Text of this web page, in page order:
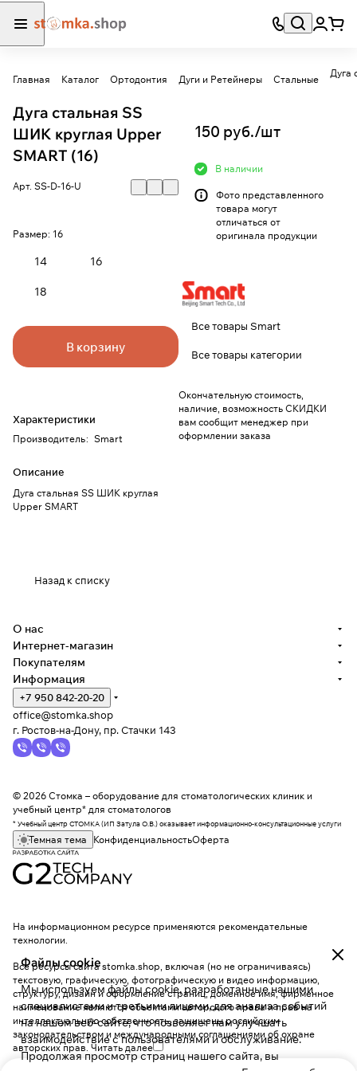
Главная Каталог Ортодонтия Дуги и Ретейнеры Стальные
Дуга
Дуга стальная SS
ШИК круглая Upper
SMART (16)
Арт. SS-D-16-U
Размер: 16
14 16
18
В корзину
Характеристики
Производитель: Smart
Описание
Дуга стальная SS ШИК круглая
Upper SMART
150 руб./шт
В наличии
Фото представленного
товара могут
отличаться от
оригинала продукции
Все товары Smart
Все товары категории
Окончательную стоимость,
наличие, возможность СКИДКИ
вам сообщит менеджер при
оформлении заказа
Назад к списку
Файлы cookie
Мы используем файлы cookie, разработанные нашими
специалистами и третьими лицами, для анализа событий
на нашем веб-сайте, что позволяет нам улучшать
взаимодействие с пользователями и обслуживание.
Продолжая просмотр страниц нашего сайта, вы
О нас
Интернет-магазин
Покупателям
Информация
+7 950 842-20-20
office@stomka.shop
г. Ростов-на-Дону, пр. Стачки 143
© 2026 Стомка – оборудование для стоматологических клиник и
учебный центр* для стоматологов
* Учебный центр СТОМКА (ИП Затула О.В.) оказывает информационно-консультационные услуги
Темная тема КонфиденциальностьОферта
На информационном ресурсе применяются рекомендательные
технологии.
Все ресурсы сайта stomka.shop, включая (но не ограничиваясь)
текстовую, графическую, фотографическую и видео информацию,
структуру, дизайн и оформление страниц, доменное имя, фирменное
наименование являются объектами авторского права и прав на
интеллектуальную собственность, защищены российским
законодательством и международными соглашениями об охране
авторских прав. Читать далее